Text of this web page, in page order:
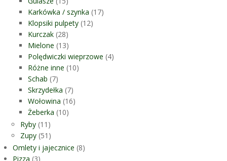
Karkówka / szynka (17)
Klopsiki pulpety (12)
Kurczak (28)
Mielone (13)
Polędwiczki wieprzowe (4)
Różne inne (10)
Schab (7)
Skrzydełka (7)
Wołowina (16)
Żeberka (10)
Ryby (11)
Zupy (51)
Omlety i jajecznice (8)
Pizza (3)